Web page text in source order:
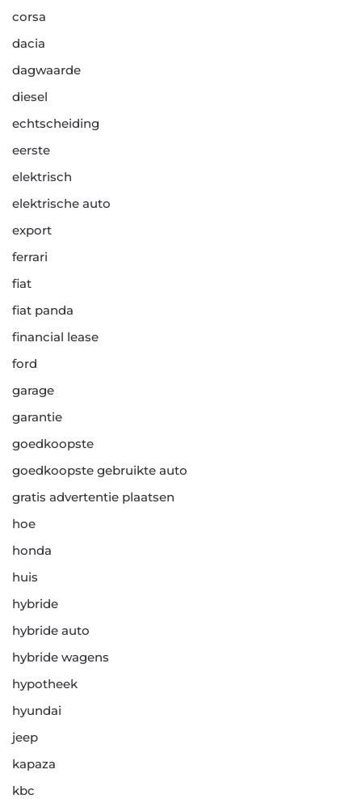
corsa
dacia
dagwaarde
diesel
echtscheiding
eerste
elektrisch
elektrische auto
export
ferrari
fiat
fiat panda
financial lease
ford
garage
garantie
goedkoopste
goedkoopste gebruikte auto
gratis advertentie plaatsen
hoe
honda
huis
hybride
hybride auto
hybride wagens
hypotheek
hyundai
jeep
kapaza
kbc